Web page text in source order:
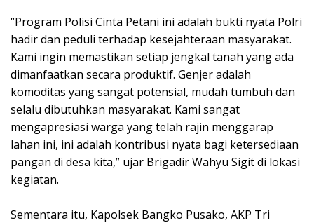
“Program Polisi Cinta Petani ini adalah bukti nyata Polri
hadir dan peduli terhadap kesejahteraan masyarakat.
Kami ingin memastikan setiap jengkal tanah yang ada
dimanfaatkan secara produktif. Genjer adalah
komoditas yang sangat potensial, mudah tumbuh dan
selalu dibutuhkan masyarakat. Kami sangat
mengapresiasi warga yang telah rajin menggarap
lahan ini, ini adalah kontribusi nyata bagi ketersediaan
pangan di desa kita,” ujar Brigadir Wahyu Sigit di lokasi
kegiatan.
Sementara itu, Kapolsek Bangko Pusako, AKP Tri